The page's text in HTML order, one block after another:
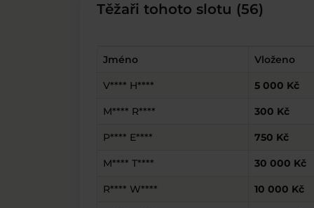
Těžaři tohoto slotu (56)
Jméno Vloženo
V**** H**** 5 000 Kč
M**** R**** 300 Kč
P**** E**** 750 Kč
M**** T**** 30 000 Kč
R**** W**** 10 000 Kč